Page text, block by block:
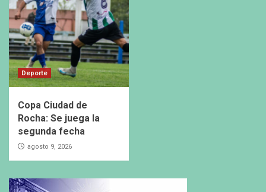
Deporte
Copa Ciudad de
Rocha: Se juega la
segunda fecha
agosto 9, 2026